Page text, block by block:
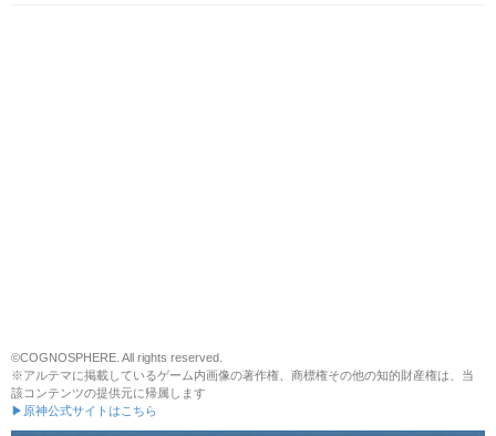
©COGNOSPHERE. All rights reserved.
※アルテマに掲載しているゲーム内画像の著作権、商標権その他の知的財産権は、当
該コンテンツの提供元に帰属します
▶原神公式サイトはこちら